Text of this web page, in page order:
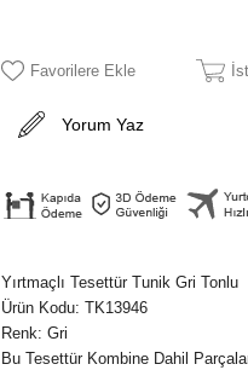
Favorilere Ekle
Yorum Yaz
Yırtmaçlı Tesettür Tunik Gri Tonlu
Ürün Kodu: TK13946
Renk: Gri
Bu Tesettür Kombine Dahil